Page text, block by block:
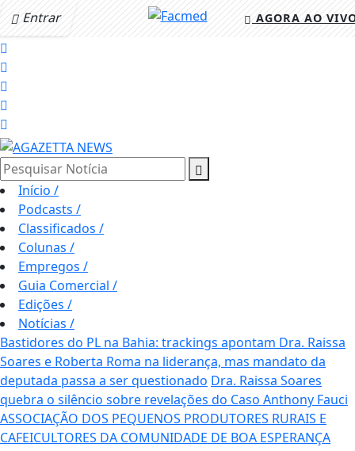
Entrar AGORA AO
Pesquisar Notícia
Início /
Podcasts /
Classificados /
Colunas /
Empregos /
Guia Comercial /
Edições /
Notícias /
Bastidores do PL na Bahia: trackings apontam Dra. Raissa
Soares e Roberta Roma na liderança, mas mandato da
deputada passa a ser questionado Dra. Raissa Soares
quebra o silêncio sobre revelações do Caso Anthony Fauci
ASSOCIAÇÃO DOS PEQUENOS PRODUTORES RURAIS E
CAFEICULTORES DA COMUNIDADE DE BOA ESPERANÇA